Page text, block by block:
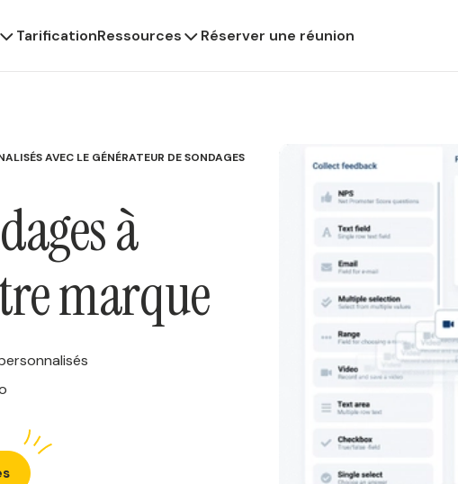
TarificationRessources Réserver une réunion
AVEC LE GÉNÉRATEUR DE SONDAGES
à
marque